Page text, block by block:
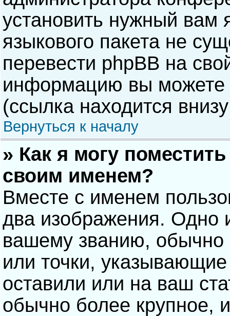
установить нужный вам
языкового пакета не
перевести phpBB на
информацию вы можете
(ссылка находится
Вернуться к началу
» Как я могу
своим именем?
Вместе с именем
два изображения. Одно
вашему званию, обычно
или точки,
оставили или на ваш
обычно более крупное,